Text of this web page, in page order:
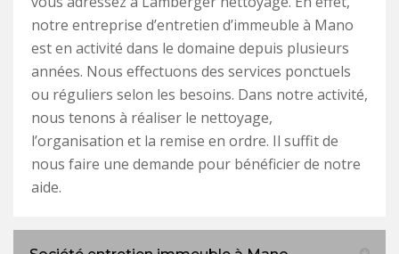
notre entreprise d’entretien d’immeuble à Mano
est en activité dans le domaine depuis plusieurs
années. Nous effectuons des services ponctuels
ou réguliers selon les besoins. Dans notre activité,
nous tenons à réaliser le nettoyage,
l’organisation et la remise en ordre. Il suffit de
nous faire une demande pour bénéficier de notre
aide.